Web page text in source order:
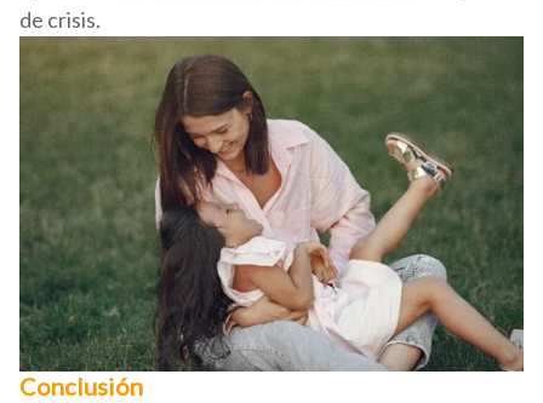
de crisis.
Conclusión